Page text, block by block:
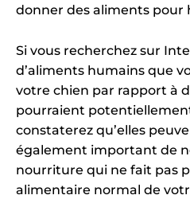
donner des aliments pour
Si vous recherchez sur
d’aliments humains que
votre chien par rapport à
pourraient
constaterez qu’elles
également important de
nourriture qui ne fait pas
alimentaire normal de